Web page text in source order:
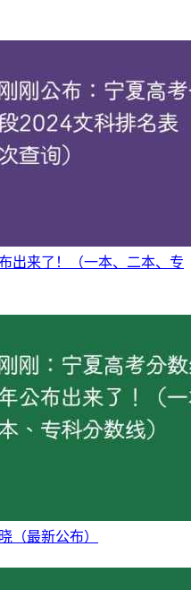
出来了！（一本、二本、专
（最新公布）